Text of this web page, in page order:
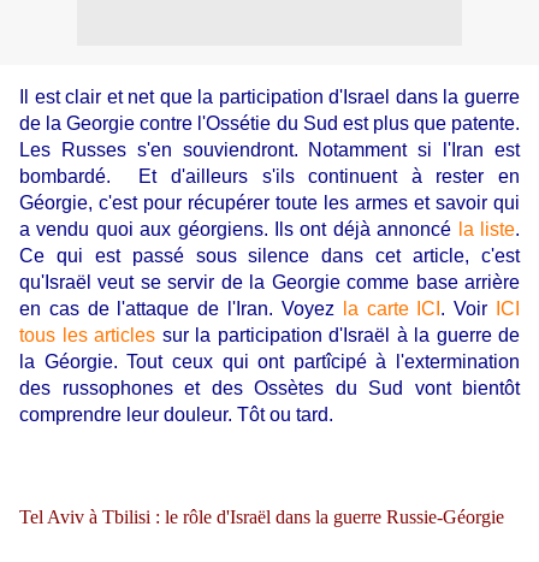
Il est clair et net que la participation d'Israel dans la guerre
de la Georgie contre l'Ossétie du Sud est plus que patente.
Les Russes s'en souviendront. Notamment si l'Iran est
bombardé. Et d'ailleurs s'ils continuent à rester en
Géorgie, c'est pour récupérer toute les armes et savoir qui
a vendu quoi aux géorgiens. Ils ont déjà annoncé la liste.
Ce qui est passé sous silence dans cet article, c'est
qu'Israël veut se servir de la Georgie comme base arrière
en cas de l'attaque de l'Iran. Voyez
la carte ICI . Voir
ICI
tous les articles sur la participation d'Israël à la guerre de
la Géorgie. Tout ceux qui ont partîcipé à l'extermination
des russophones et des Ossètes du Sud vont bientôt
comprendre leur douleur. Tôt ou tard.
Tel Aviv à Tbilisi : le rôle d'Israël dans la guerre Russie-Géorgie